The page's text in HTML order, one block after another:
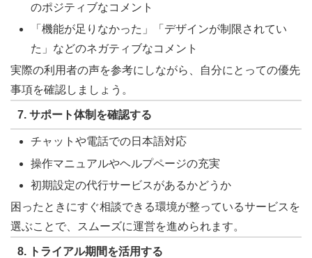
のポジティブなコメント
「機能が足りなかった」「デザインが制限されてい
た」などのネガティブなコメント
実際の利用者の声を参考にしながら、自分にとっての優先
事項を確認しましょう。
7. サポート体制を確認する
チャットや電話での日本語対応
操作マニュアルやヘルプページの充実
初期設定の代行サービスがあるかどうか
困ったときにすぐ相談できる環境が整っているサービスを
選ぶことで、スムーズに運営を進められます。
8. トライアル期間を活用する